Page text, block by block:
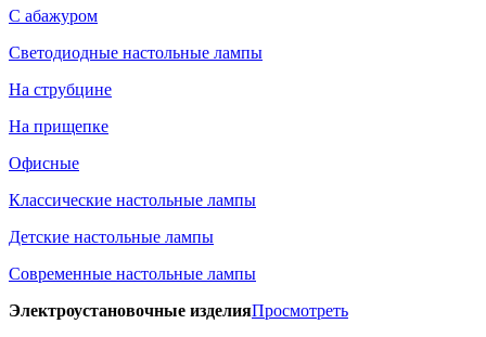
С абажуром
Светодиодные настольные лампы
На струбцине
На прищепке
Офисные
Классические настольные лампы
Детские настольные лампы
Современные настольные лампы
Электроустановочные изделияПросмотреть